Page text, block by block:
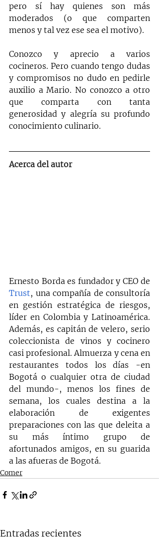
pero sí hay quienes son más
moderados (o que comparten
menos y tal vez ese sea el motivo).
Conozco y aprecio a varios
cocineros. Pero cuando tengo dudas
y compromisos no dudo en pedirle
auxilio a Mario. No conozco a otro
que comparta con tanta
generosidad y alegría su profundo
conocimiento culinario.
Acerca del autor
Trust, una compañía de consultoría
en gestión estratégica de riesgos,
líder en Colombia y Latinoamérica.
Además, es capitán de velero, serio
coleccionista de vinos y cocinero
casi profesional. Almuerza y cena en
restaurantes todos los días -en
Bogotá o cualquier otra de ciudad
del mundo-, menos los fines de
semana, los cuales destina a la
elaboración de exigentes
preparaciones con las que deleita a
su más íntimo grupo de
afortunados amigos, en su guarida
a las afueras de Bogotá.
Comer
Entradas recientes